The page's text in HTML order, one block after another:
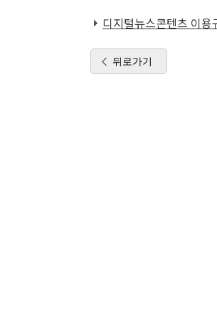
디지털뉴스콘텐츠 이용
뒤로가기